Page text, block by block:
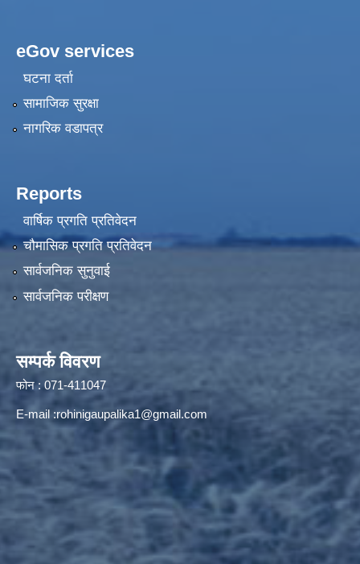
eGov services
घटना दर्ता
सामाजिक सुरक्षा
नागरिक वडापत्र
Reports
वार्षिक प्रगति प्रतिवेदन
चौमासिक प्रगति प्रतिवेदन
सार्वजनिक सुनुवाई
सार्वजनिक परीक्षण
सम्पर्क विवरण
फोन : 071-411047
E-mail :rohinigaupalika1@gmail.com